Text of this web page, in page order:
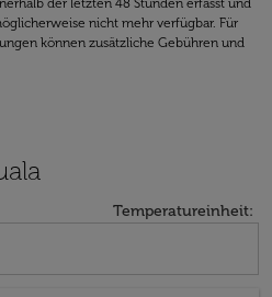
der letzten 48 Stunden erfasst und
nicht mehr verfügbar. Für
können zusätzliche Gebühren und
Temperatureinheit: